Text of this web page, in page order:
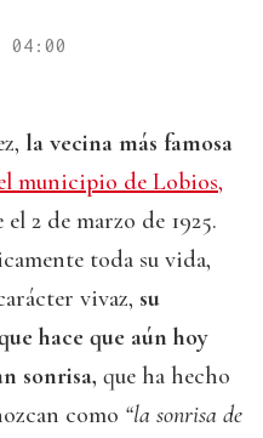
04:00
la vecina más famosa
municipio de Lobios,
2 de marzo de 1925.
toda su vida,
vivaz, su
hace que aún hoy
sonrisa, que ha hecho
como “la sonrisa de